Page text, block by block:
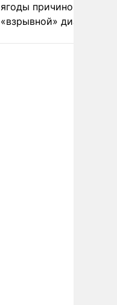
ягоды причиной
«взрывной» диареи